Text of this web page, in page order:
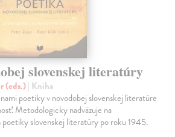
slovenskej literatúry
(eds.)| Kniha
poetiky v novodobej slovenskej literatúre
Metodologicky nadväzuje na
poetiky slovenskej literatúry po roku 1945.